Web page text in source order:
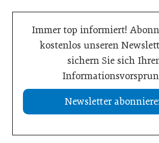
Immer top informiert!
kostenlos unseren
sichern Sie sich
Newsletter
13. Juli 2026